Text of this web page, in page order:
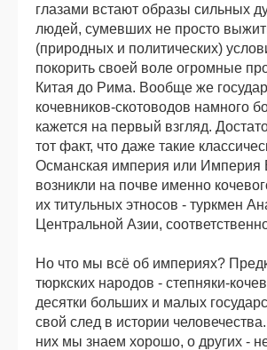
глазами встают образы сильных
людей, сумевших не просто
(природных и политических)
покорить своей воле огромные
Китая до Рима. Вообще же
кочевников-скотоводов намного
кажется на первый взгляд.
тот факт, что даже такие
Османская империя или Империя
возникли на почве именно
их титульных этносов - туркмен
Центральной Азии,
Но что мы всё об империях?
тюркских народов - степняки-
десятки больших и малых
свой след в истории
них мы знаем хорошо, о других -